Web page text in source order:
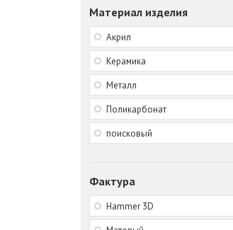
Материал изделия
Акрил
Керамика
Металл
Поликарбонат
поисковый
Фактура
Hammer 3D